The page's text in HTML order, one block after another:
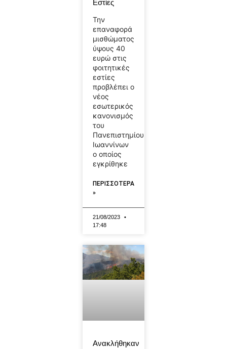
Εστίες
Την
επαναφορά
μισθώματος
ύψους 40
ευρώ στις
φοιτητικές
εστίες
προβλέπει ο
νέος
εσωτερικός
κανονισμός
του
Πανεπιστημίου
Ιωαννίνων
ο οποίος
εγκρίθηκε
ΠΕΡΙΣΣΟΤΕΡΑ
»
21/08/2023
17:48
Ανακλήθηκαν